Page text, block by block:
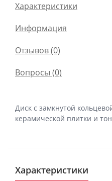
Характеристики
Информация
Отзывов (0)
Вопросы (0)
Диск с замкнутой
керамической плитки и
Характеристики